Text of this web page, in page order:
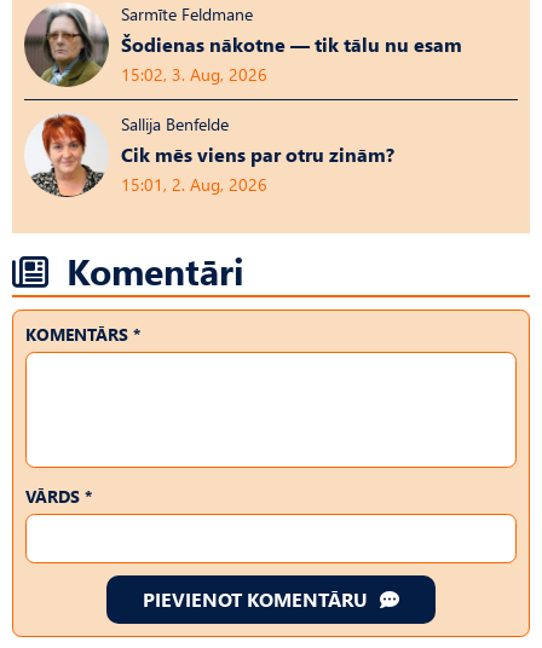
Sarmīte Feldmane
Šodienas nākotne — tik tālu nu esam
15:02, 3. Aug, 2026
Sallija Benfelde
Cik mēs viens par otru zinām?
15:01, 2. Aug, 2026
Komentāri
KOMENTĀRS *
VĀRDS *
PIEVIENOT KOMENTĀRU